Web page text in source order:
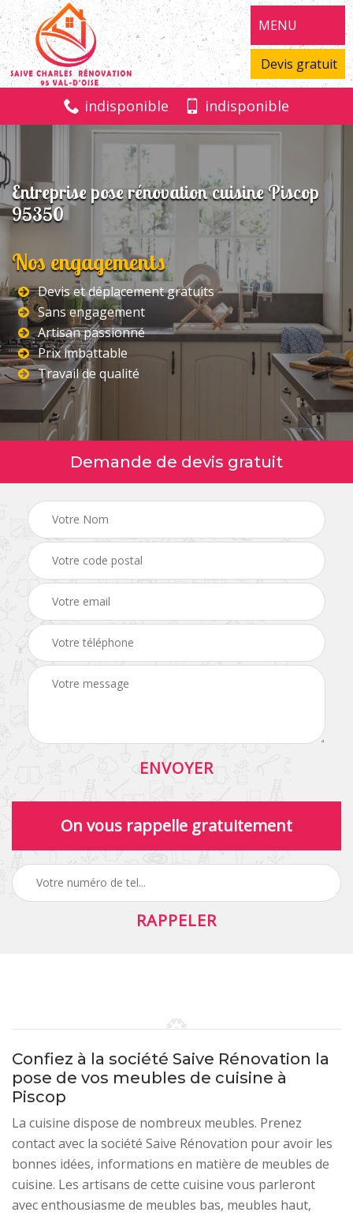
MENU
Devis gratuit
indisponible indisponible
Entreprise pose rénovation cuisine Piscop
95350
Nos engagements
Devis et déplacement gratuits
Sans engagement
Artisan passionné
Prix imbattable
Travail de qualité
Demande de devis gratuit
On vous rappelle gratuitement
Confiez à la société Saive Rénovation la
pose de vos meubles de cuisine à
Piscop
La cuisine dispose de nombreux meubles. Prenez
contact avec la société Saive Rénovation pour avoir les
bonnes idées, informations en matière de meubles de
cuisine. Les artisans de cette cuisine vous parleront
avec enthousiasme de meubles bas, meubles haut,